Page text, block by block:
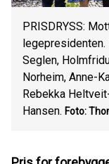
PRISDRYSS:
legepresidenten.
Seglen,
Norheim, Anne-
Rebekka
Hansen. Foto: